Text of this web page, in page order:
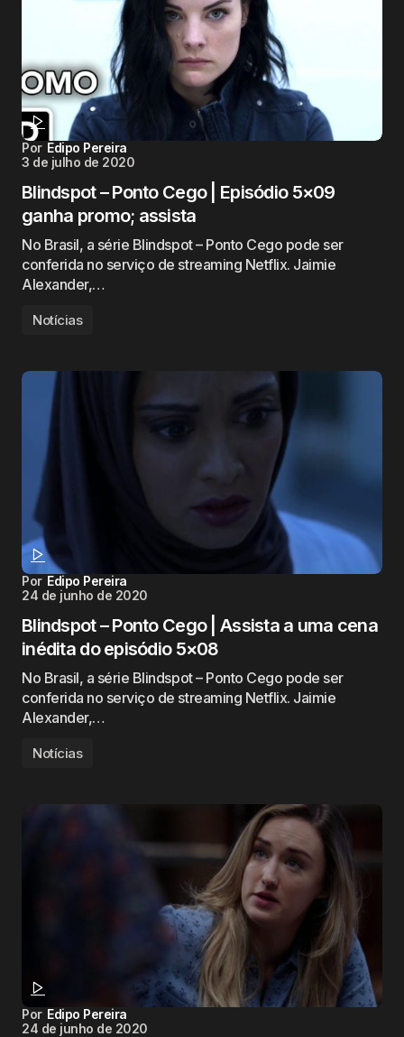
Por Edipo Pereira
3 de julho de 2020
Blindspot – Ponto Cego | Episódio 5×09
ganha promo; assista
No Brasil, a série Blindspot – Ponto Cego pode ser
conferida no serviço de streaming Netflix. Jaimie
Alexander,…
Notícias
Por Edipo Pereira
24 de junho de 2020
Blindspot – Ponto Cego | Assista a uma cena
inédita do episódio 5×08
No Brasil, a série Blindspot – Ponto Cego pode ser
conferida no serviço de streaming Netflix. Jaimie
Alexander,…
Notícias
Por Edipo Pereira
24 de junho de 2020